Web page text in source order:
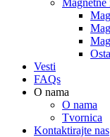
Magnetne
Vesti
FAQs
O nama
O nama
Tvornica
Kontaktirajte nas